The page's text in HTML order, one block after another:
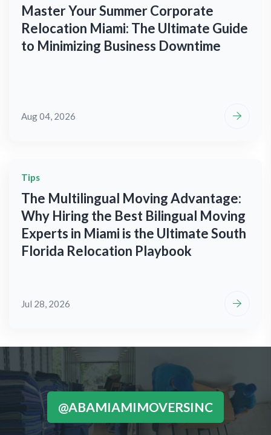
Master Your Summer Corporate
Relocation Miami: The Ultimate Guide
to Minimizing Business Downtime
Aug 04, 2026
Tips
The Multilingual Moving Advantage:
Why Hiring the Best Bilingual Moving
Experts in Miami is the Ultimate South
Florida Relocation Playbook
Jul 28, 2026
@ABAMIAMIMOVERSINC